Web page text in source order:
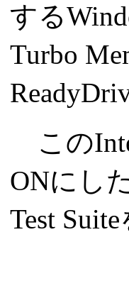
する
Turbo
この
ONにし
Test